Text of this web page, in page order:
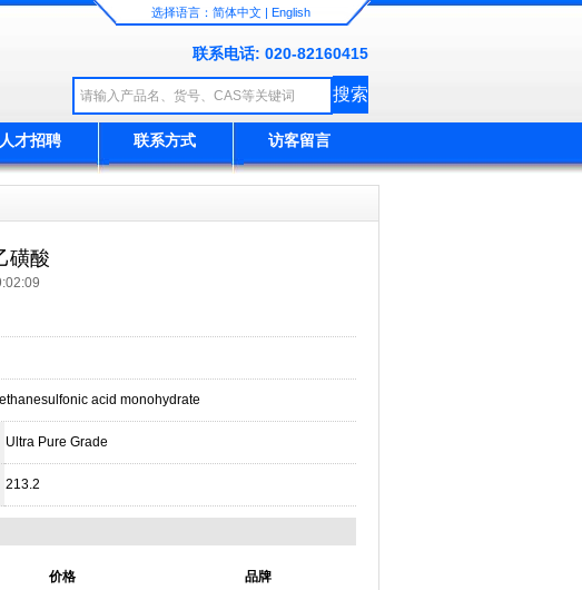
选择语言： 简体中文 | English
联系电话: 020-82160415
人才招聘 联系方式 访客留言
磺酸
acid monohydrate
Ultra Pure Grade
213.2
价格 品牌